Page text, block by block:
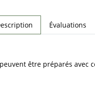
Évaluations
être préparés avec